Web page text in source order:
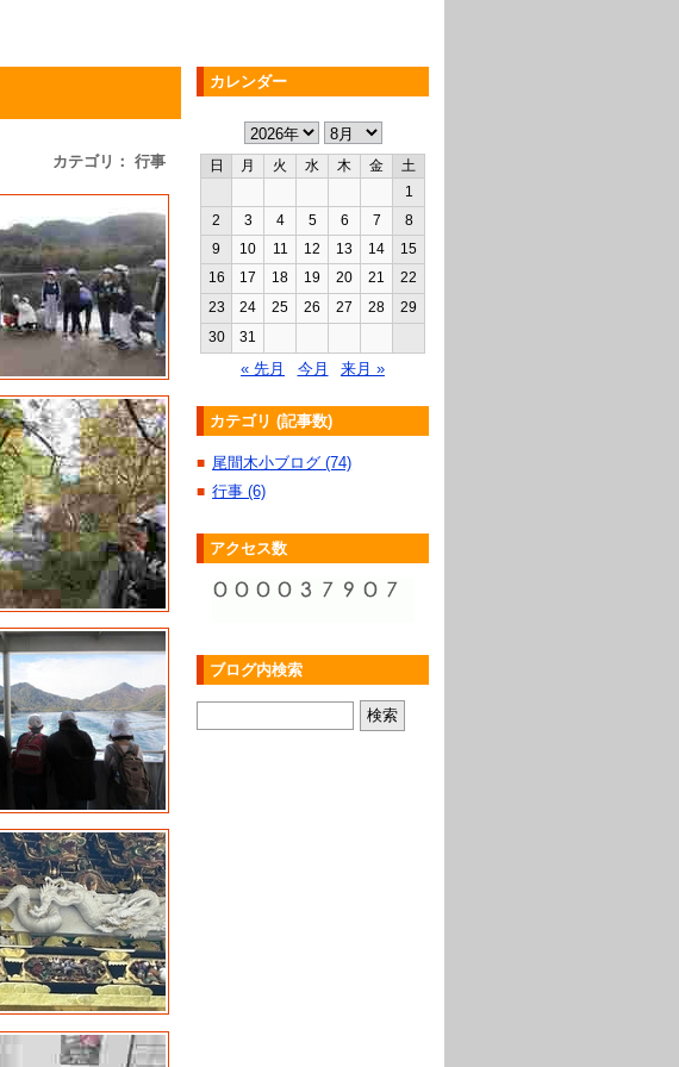
カテゴリ： 行事
カレンダー
日 月 火 水 木 金
土
1
2
3 4 5 6 7
8
9
10 11 12 13 14
15
16
17 18 19 20 21
22
23
24 25 26 27 28
29
30
31
« 先月 今月 来月 »
カテゴリ (記事数)
■ 尾間木小ブログ (74)
■ 行事 (6)
アクセス数
ブログ内検索